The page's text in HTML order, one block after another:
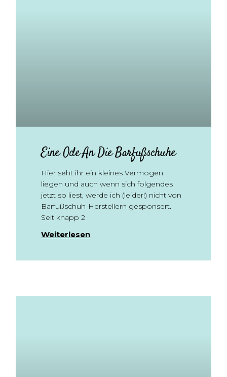
Eine Ode An Die Barfußschuhe
Hier seht ihr ein kleines Vermögen
liegen und auch wenn sich folgendes
jetzt so liest, werde ich (leider!) nicht von
Barfußschuh-Herstellern gesponsert.
Seit knapp 2
Weiterlesen